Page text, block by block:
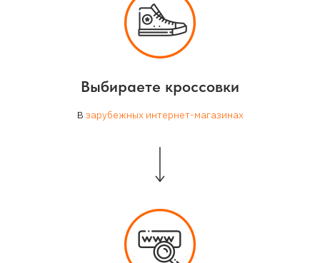
Выбираете кроссовки
В зарубежных интернет-магазинах